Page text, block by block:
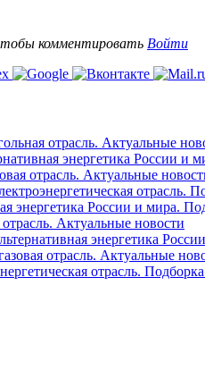
комментировать Войти
отрасль. Актуальные
энергетика России и
отрасль. Актуальные
отрасль.
энергетика России и мира.
Актуальные новости
энергетика
отрасль. Актуальные
отрасль.